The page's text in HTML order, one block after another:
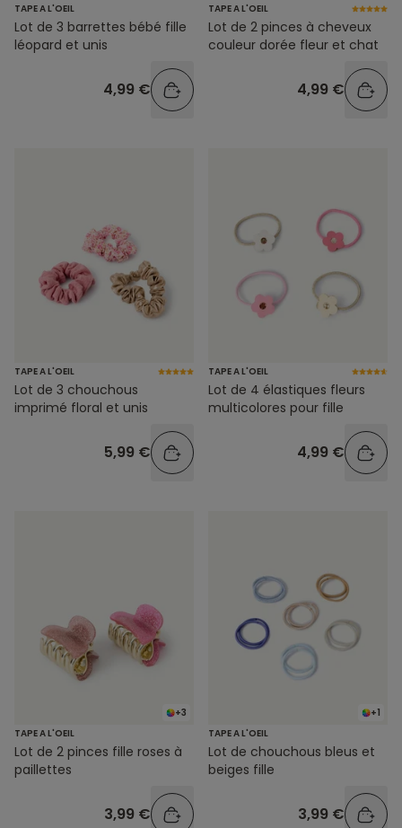
TAPE A L'OEIL
Lot de 3 barrettes bébé fille
léopard et unis
4,99 €
TAPE A L'OEIL
Lot de 2 pinces à cheveux
couleur dorée fleur et chat
4,99 €
TAPE A L'OEIL
Lot de 3 chouchous
imprimé floral et unis
5,99 €
TAPE A L'OEIL
Lot de 4 élastiques fleurs
multicolores pour fille
4,99 €
+3
TAPE A L'OEIL
Lot de 2 pinces fille roses à
paillettes
3,99 €
+1
TAPE A L'OEIL
Lot de chouchous bleus et
beiges fille
3,99 €